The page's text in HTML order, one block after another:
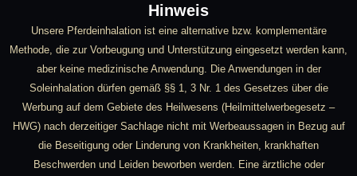
Hinweis
Unsere Pferdeinhalation ist eine alternative bzw. komplementäre
Methode, die zur Vorbeugung und Unterstützung eingesetzt werden kann,
aber keine medizinische Anwendung. Die Anwendungen in der
Soleinhalation dürfen gemäß §§ 1, 3 Nr. 1 des Gesetzes über die
Werbung auf dem Gebiete des Heilwesens (Heilmittelwerbegesetz –
HWG) nach derzeitiger Sachlage nicht mit Werbeaussagen in Bezug auf
die Beseitigung oder Linderung von Krankheiten, krankhaften
Beschwerden und Leiden beworben werden. Eine ärztliche oder